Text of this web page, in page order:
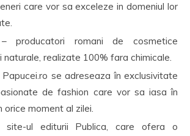
care vor sa exceleze in domeniul lor
producatori romani de cosmetice
naturale, realizate 100% fara chimicale.
Papucei.ro se adreseaza în exclusivitate
de fashion care vor sa iasa în
orice moment al zilei.
site-ul editurii Publica, care ofera o